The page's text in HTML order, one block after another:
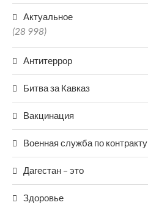
Актуальное
(28 998)
Антитеррор
Битва за Кавказ
Вакцинация
Военная служба по контракту
Дагестан – это
Здоровье